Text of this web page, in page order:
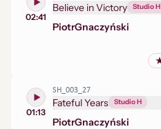
02:41
Believe in Victory Studio H
PiotrGnaczyński
01:13
SH_003_27
Fateful Years Studio H
PiotrGnaczyński